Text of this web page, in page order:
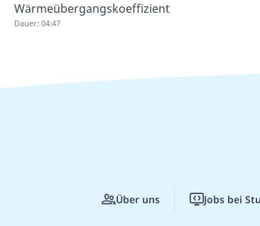
Wärmeübergangskoeffizient
Dauer: 04:47
Über uns Jobs bei